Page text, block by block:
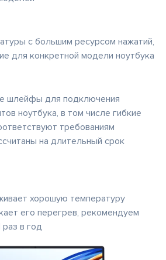
с большим ресурсом нажатий,
для конкретной модели ноутбука
шлейфы для подключения
ноутбука, в том числе гибкие
требованиям
на длительный срок
хорошую температуру
его перегрев, рекомендуем
раз в год